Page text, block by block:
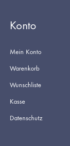
Konto
Mein Konto
Warenkorb
Wunschliste
Kasse
Datenschutz